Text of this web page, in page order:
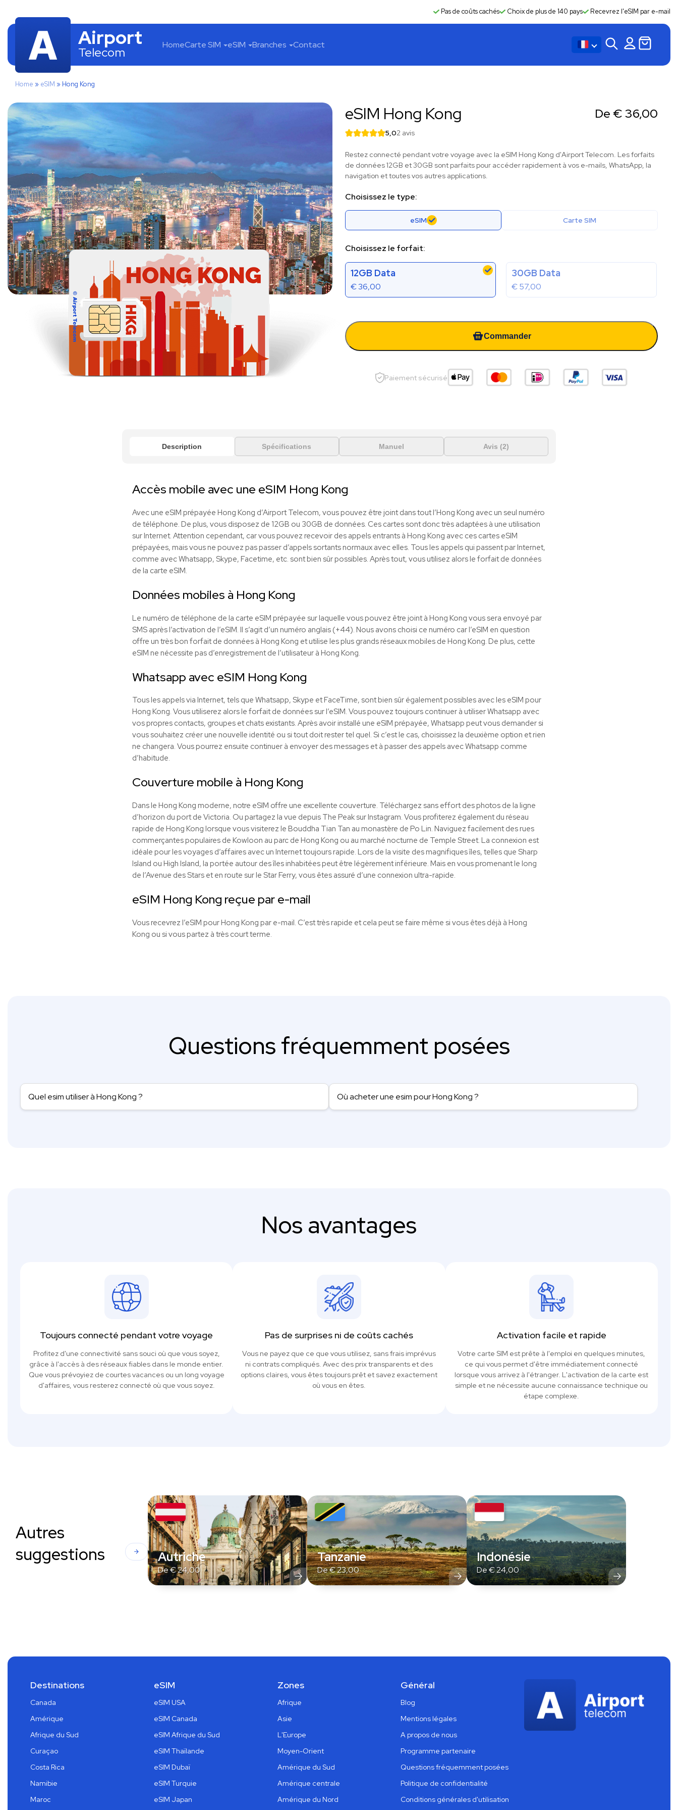
Pas de coûts cachés Choix de plus de 140 pays Recevrez l'eSIM par e-mail
Airport
Telecom HomeCarte SIM eSIM Branches Contact
Home » eSIM » Hong Kong
eSIM Hong Kong De €36,00
5,02 avis
Restez connecté pendant votre voyage avec la eSIM Hong Kong d'Airport Telecom. Les forfaits
de données 12GB et 30GB sont parfaits pour accéder rapidement à vos e-mails, WhatsApp, la
navigation et toutes vos autres applications.
Choisissez le type:
eSIM Carte SIM
Choisissez le forfait:
12GB Data
€36,00
30GB Data
€57,00
Commander
Paiement sécurisé
Description Spécifications Manuel Avis (2)
Accès mobile avec une eSIM Hong Kong
Avec une eSIM prépayée Hong Kong d’Airport Telecom, vous pouvez être joint dans tout l’Hong Kong avec un seul numéro
de téléphone. De plus, vous disposez de 12GB ou 30GB de données. Ces cartes sont donc très adaptées à une utilisation
sur Internet. Attention cependant, car vous pouvez recevoir des appels entrants à Hong Kong avec ces cartes eSIM
prépayées, mais vous ne pouvez pas passer d’appels sortants normaux avec elles. Tous les appels qui passent par Internet,
comme avec Whatsapp, Skype, Facetime, etc. sont bien sûr possibles. Après tout, vous utilisez alors le forfait de données
de la carte eSIM.
Données mobiles à Hong Kong
Le numéro de téléphone de la carte eSIM prépayée sur laquelle vous pouvez être joint à Hong Kong vous sera envoyé par
SMS après l’activation de l’eSIM. Il s’agit d’un numéro anglais (+44). Nous avons choisi ce numéro car l’eSIM en question
offre un très bon forfait de données à Hong Kong et utilise les plus grands réseaux mobiles de Hong Kong. De plus, cette
eSIM ne nécessite pas d’enregistrement de l’utilisateur à Hong Kong.
Whatsapp avec eSIM Hong Kong
Tous les appels via Internet, tels que Whatsapp, Skype et FaceTime, sont bien sûr également possibles avec les eSIM pour
Hong Kong. Vous utiliserez alors le forfait de données sur l’eSIM. Vous pouvez toujours continuer à utiliser Whatsapp avec
vos propres contacts, groupes et chats existants. Après avoir installé une eSIM prépayée, Whatsapp peut vous demander si
vous souhaitez créer une nouvelle identité ou si tout doit rester tel quel. Si c’est le cas, choisissez la deuxième option et rien
ne changera. Vous pourrez ensuite continuer à envoyer des messages et à passer des appels avec Whatsapp comme
d’habitude.
Couverture mobile à Hong Kong
Dans le Hong Kong moderne, notre eSIM offre une excellente couverture. Téléchargez sans effort des photos de la ligne
d’horizon du port de Victoria. Ou partagez la vue depuis The Peak sur Instagram. Vous profiterez également du réseau
rapide de Hong Kong lorsque vous visiterez le Bouddha Tian Tan au monastère de Po Lin. Naviguez facilement des rues
commerçantes populaires de Kowloon au parc de Hong Kong ou au marché nocturne de Temple Street. La connexion est
idéale pour les voyages d’affaires avec un Internet toujours rapide. Lors de la visite des magnifiques îles, telles que Sharp
Island ou High Island, la portée autour des îles inhabitées peut être légèrement inférieure. Mais en vous promenant le long
de l’Avenue des Stars et en route sur le Star Ferry, vous êtes assuré d’une connexion ultra-rapide.
eSIM Hong Kong reçue par e-mail
Vous recevrez l’eSIM pour Hong Kong par e-mail. C’est très rapide et cela peut se faire même si vous êtes déjà à Hong
Kong ou si vous partez à très court terme.
Questions fréquemment posées
Quel esim utiliser à Hong Kong ? Où acheter une esim pour Hong Kong ?
Nos avantages
Toujours connecté pendant votre voyage
Profitez d'une connectivité sans souci où que vous soyez,
grâce à l'accès à des réseaux fiables dans le monde entier.
Que vous prévoyiez de courtes vacances ou un long voyage
d'affaires, vous resterez connecté où que vous soyez.
Pas de surprises ni de coûts cachés
Vous ne payez que ce que vous utilisez, sans frais imprévus
ni contrats compliqués. Avec des prix transparents et des
options claires, vous êtes toujours prêt et savez exactement
où vous en êtes.
Activation facile et rapide
Votre carte SIM est prête à l'emploi en quelques minutes,
ce qui vous permet d'être immédiatement connecté
lorsque vous arrivez à l'étranger. L'activation de la carte est
simple et ne nécessite aucune connaissance technique ou
étape complexe.
Autres
suggestions
Autriche
De€24,00
Tanzanie
De€23,00
Indonésie
De€24,00
Destinations
Canada
Amérique
Afrique du Sud
Curaçao
Costa Rica
Namibie
Maroc
eSIM
eSIM USA
eSIM Canada
eSIM Afrique du Sud
eSIM Thaïlande
eSIM Dubaï
eSIM Turquie
eSIM Japan
Zones
Afrique
Asie
L'Europe
Moyen-Orient
Amérique du Sud
Amérique centrale
Amérique du Nord
Général
Blog
Mentions légales
A propos de nous
Programme partenaire
Questions fréquemment posées
Politique de confidentialité
Conditions générales d'utilisation